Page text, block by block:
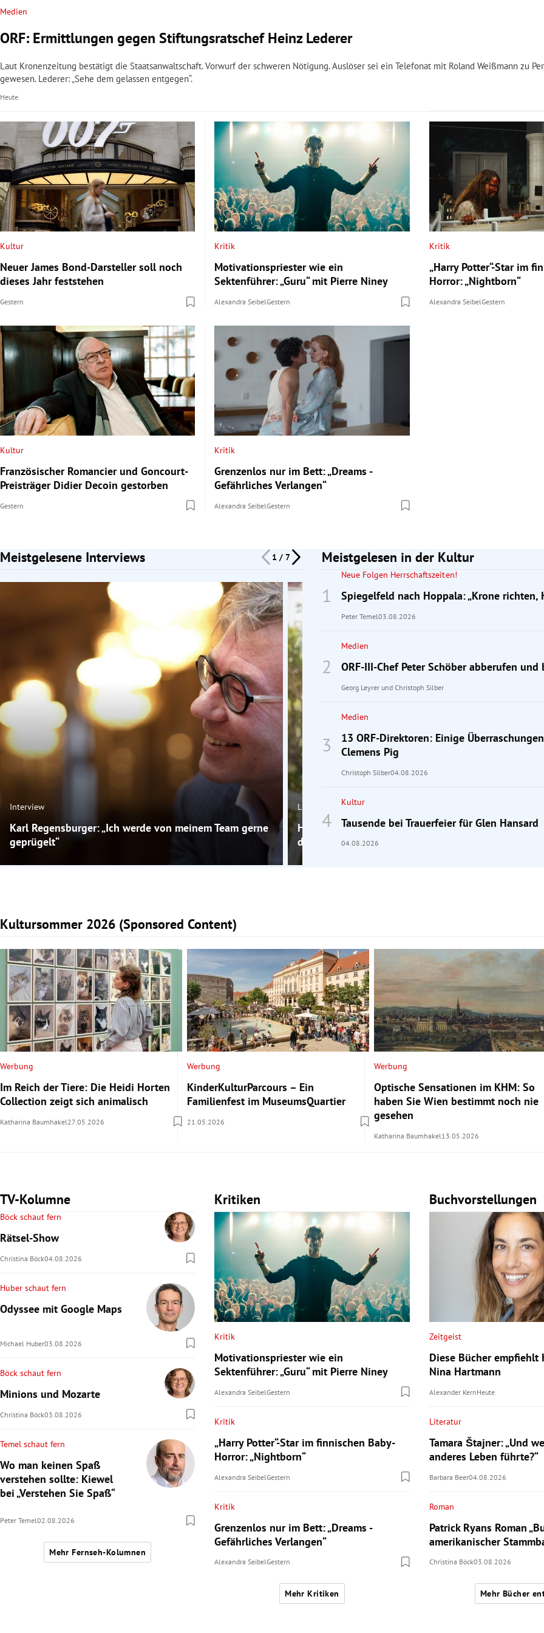
Medien
ORF: Ermittlungen gegen Stiftungsratschef Heinz Lederer
Laut Kronenzeitung bestätigt die Staatsanwaltschaft. Vorwurf der schweren Nötigung. Auslöser sei ein Telefonat mit Roland Weißmann zu
gewesen. Lederer: „Sehe dem gelassen entgegen“.
Heute
Kultur
Neuer James Bond-Darsteller soll noch
dieses Jahr feststehen
Gestern
Kritik
Motivationspriester wie ein
Sektenführer: „Guru“ mit Pierre Niney
Alexandra SeibelGestern
Kritik
„Harry Potter“-Star im
Horror: „Nightborn“
Alexandra SeibelGestern
Kultur
Französischer Romancier und Goncourt-
Preisträger Didier Decoin gestorben
Gestern
Kritik
Grenzenlos nur im Bett: „Dreams -
Gefährliches Verlangen“
Alexandra SeibelGestern
Meistgelesene Interviews 1 / 7
Slide 1 von 7
Interview
Karl Regensburger: „Ich werde von meinem Team gerne
geprügelt“
Literaturporträt
Heinrich Steinfest: „Das erste Buch war unschuldig
der erste Kuss“
Meistgelesen in der Kultur
Neue Folgen Herrschaftszeiten!
Spiegelfeld nach Hoppala: „Krone richten,
Peter Temel03.08.2026
Medien
ORF-III-Chef Peter Schöber abberufen
Georg Leyrerund Christoph Silber
Medien
13 ORF-Direktoren: Einige
Clemens Pig
Christoph Silber04.08.2026
Kultur
Tausende bei Trauerfeier für Glen Hansard
04.08.2026
Kultursommer 2026 (Sponsored Content)
Slide 1 von 4
Werbung
Im Reich der Tiere: Die Heidi Horten
Collection zeigt sich animalisch
Katharina Baumhakel 27.05.2026
Werbung
KinderKulturParcours – Ein
Familienfest im MuseumsQuartier
21.05.2026
Werbung
Optische Sensationen im KHM: So
haben Sie Wien bestimmt noch nie
gesehen
Katharina Baumhakel 13.05.2026
TV-Kolumne
Böck schaut fern
Rätsel-Show
Christina Böck04.08.2026
Huber schaut fern
Odyssee mit Google Maps
Michael Huber03.08.2026
Böck schaut fern
Minions und Mozarte
Christina Böck03.08.2026
Temel schaut fern
Wo man keinen Spaß
verstehen sollte: Kiewel
bei „Verstehen Sie Spaß“
Peter Temel02.08.2026
Mehr Fernseh-Kolumnen
Kritiken
Kritik
Motivationspriester wie ein
Sektenführer: „Guru“ mit Pierre Niney
Alexandra SeibelGestern
Kritik
„Harry Potter“-Star im finnischen Baby-
Horror: „Nightborn“
Alexandra SeibelGestern
Kritik
Grenzenlos nur im Bett: „Dreams -
Gefährliches Verlangen“
Alexandra SeibelGestern
Mehr Kritiken
Buchvorstellungen
Zeitgeist
Diese Bücher empfiehlt
Nina Hartmann
Alexander KernHeute
Literatur
Tamara Štajner: „Und
anderes Leben führte?“
Barbara Beer04.08.2026
Roman
Patrick Ryans Roman
amerikanischer
Christina Böck03.08.2026
Mehr Bücher